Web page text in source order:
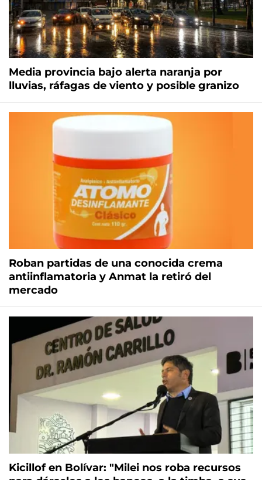
Media provincia bajo alerta naranja por
lluvias, ráfagas de viento y posible granizo
Roban partidas de una conocida crema
antiinflamatoria y Anmat la retiró del
mercado
Kicillof en Bolívar: "Milei nos roba recursos